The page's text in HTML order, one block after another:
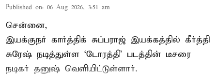
Published on: 06 Aug 2026, 3:51 am
சென்னை,
இயக்குநர் கார்த்திக் சுப்பராஜ் இயக்கத்தில் கீர்த்தி
சுரேஷ் நடித்துள்ள `டோரத்தி' படத்தின் டீசரை
நடிகர் தனுஷ் வெளியிட்டுள்ளார்.